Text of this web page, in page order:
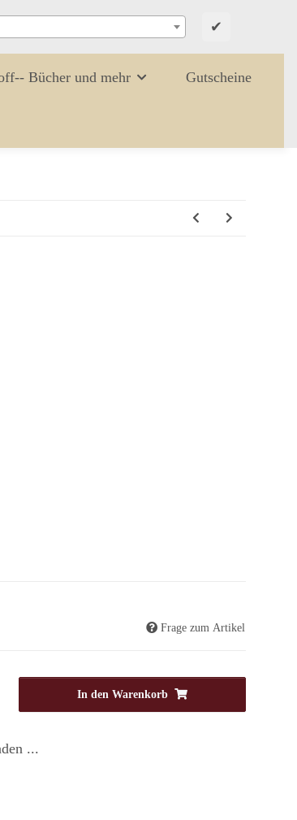
✔
Bücher und mehr Gutscheine
Frage zum Artikel
In den Warenkorb
...